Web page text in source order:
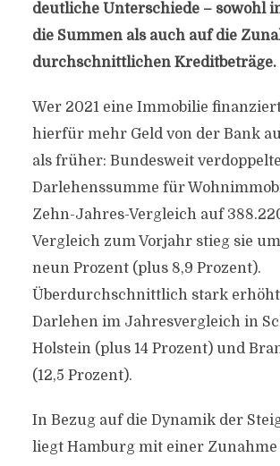
deutliche Unterschiede – sowohl
die Summen als auch auf die
durchschnittlichen Kreditbeträge.
Wer 2021 eine Immobilie
hierfür mehr Geld von der Bank
als früher: Bundesweit
Darlehenssumme für
Zehn-Jahres-Vergleich auf
Vergleich zum Vorjahr stieg sie
neun Prozent (plus 8,9 Prozent).
Überdurchschnittlich stark
Darlehen im Jahresvergleich in
Holstein (plus 14 Prozent) und
(12,5 Prozent).
In Bezug auf die Dynamik der
liegt Hamburg mit einer Zunahme